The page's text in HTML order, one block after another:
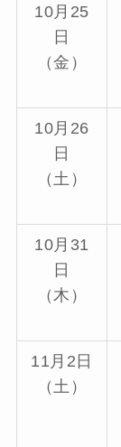
10月25
日
（金）
10月26
日
（土）
10月31
日
（木）
11月2日
（土）